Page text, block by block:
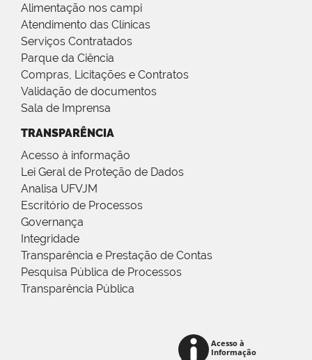
Alimentação nos campi
Atendimento das Clínicas
Serviços Contratados
Parque da Ciência
Compras, Licitações e Contratos
Validação de documentos
Sala de Imprensa
TRANSPARÊNCIA
Acesso à informação
Lei Geral de Proteção de Dados
Analisa UFVJM
Escritório de Processos
Governança
Integridade
Transparência e Prestação de Contas
Pesquisa Pública de Processos
Transparência Pública